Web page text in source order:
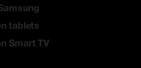
tablets
Smart TV